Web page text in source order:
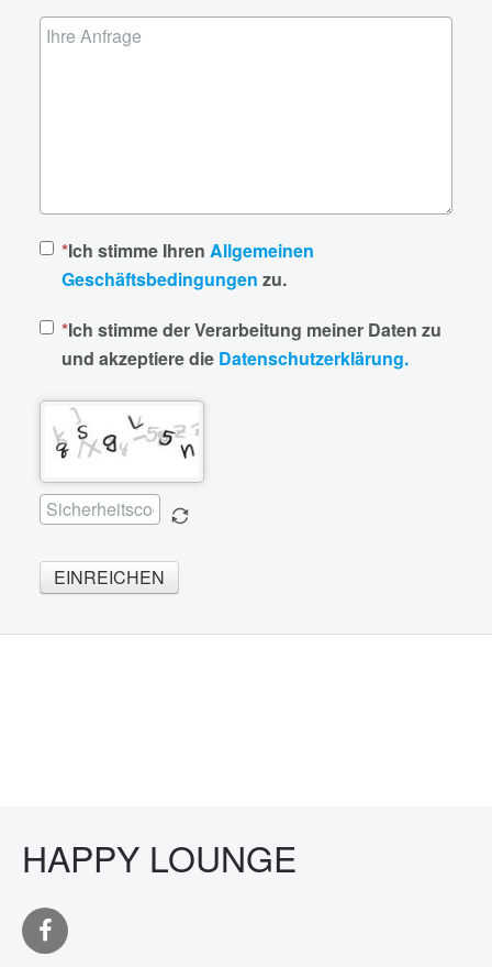
Ich stimme Ihren Allgemeinen
Geschäftsbedingungen zu.
Ich stimme der Verarbeitung meiner Daten zu
und akzeptiere die Datenschutzerklärung.
EINREICHEN
HAPPY LOUNGE